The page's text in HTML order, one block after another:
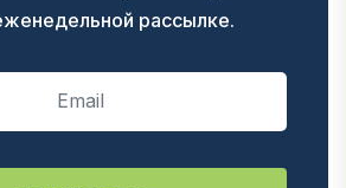
рассылке.